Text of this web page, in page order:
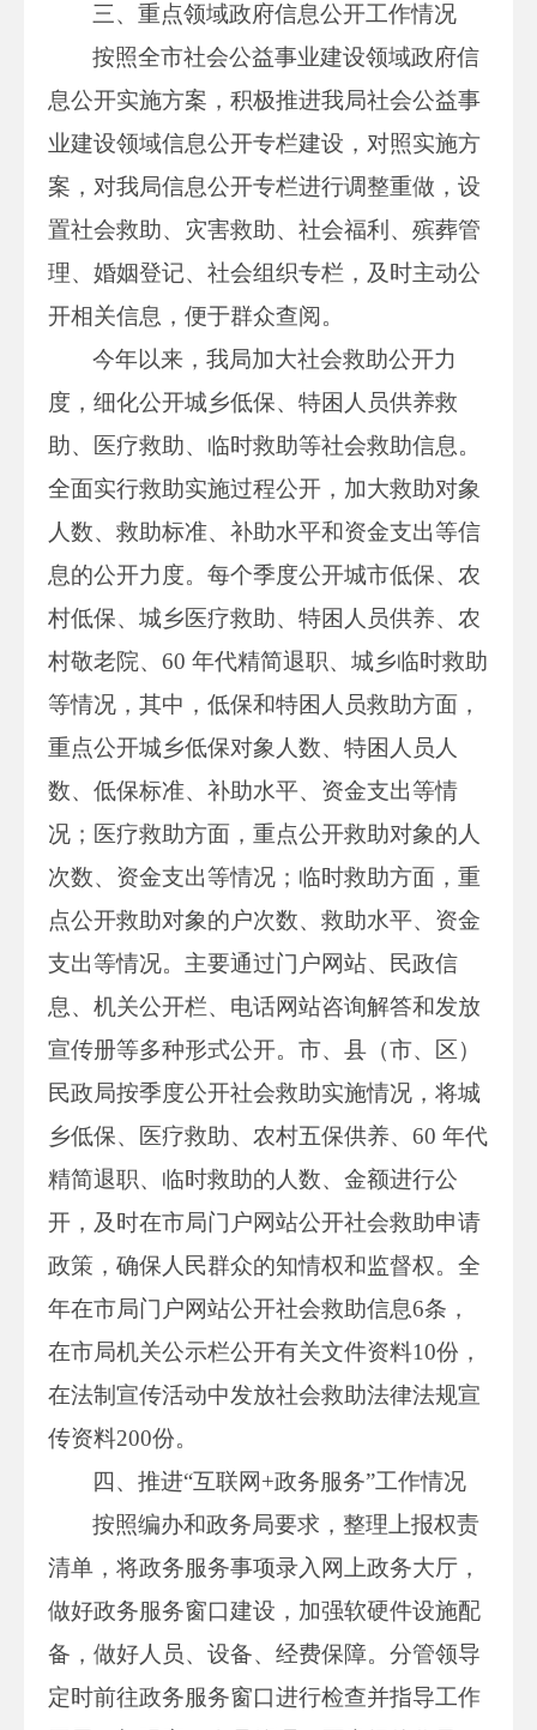
三、重点领域政府信息公开工作情况
按照全市社会公益事业建设领域政府信
息公开实施方案，积极推进我局社会公益事
业建设领域信息公开专栏建设，对照实施方
案，对我局信息公开专栏进行调整重做，设
置社会救助、灾害救助、社会福利、殡葬管
理、婚姻登记、社会组织专栏，及时主动公
开相关信息，便于群众查阅。
今年以来，我局加大社会救助公开力
度，细化公开城乡低保、特困人员供养救
助、医疗救助、临时救助等社会救助信息。
全面实行救助实施过程公开，加大救助对象
人数、救助标准、补助水平和资金支出等信
息的公开力度。每个季度公开城市低保、农
村低保、城乡医疗救助、特困人员供养、农
村敬老院、60 年代精简退职、城乡临时救助
等情况，其中，低保和特困人员救助方面，
重点公开城乡低保对象人数、特困人员人
数、低保标准、补助水平、资金支出等情
况；医疗救助方面，重点公开救助对象的人
次数、资金支出等情况；临时救助方面，重
点公开救助对象的户次数、救助水平、资金
支出等情况。主要通过门户网站、民政信
息、机关公开栏、电话网站咨询解答和发放
宣传册等多种形式公开。市、县（市、区）
民政局按季度公开社会救助实施情况，将城
乡低保、医疗救助、农村五保供养、60 年代
精简退职、临时救助的人数、金额进行公
开，及时在市局门户网站公开社会救助申请
政策，确保人民群众的知情权和监督权。全
年在市局门户网站公开社会救助信息6条，
在市局机关公示栏公开有关文件资料10份，
在法制宣传活动中发放社会救助法律法规宣
传资料200份。
四、推进“互联网+政务服务”工作情况
按照编办和政务局要求，整理上报权责
清单，将政务服务事项录入网上政务大厅，
做好政务服务窗口建设，加强软硬件设施配
备，做好人员、设备、经费保障。分管领导
定时前往政务服务窗口进行检查并指导工作